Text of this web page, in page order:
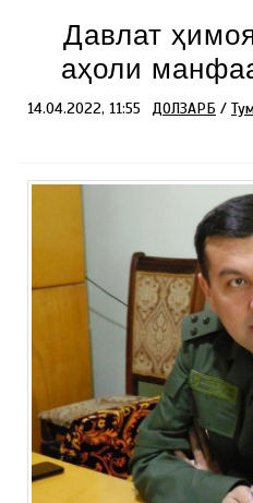
Давлат
аҳоли
14.04.2022, 11:55 ДОЛЗАРБ /